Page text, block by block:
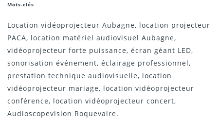
Mots-clés
Location vidéoprojecteur Aubagne, location projecteur
PACA, location matériel audiovisuel Aubagne,
vidéoprojecteur forte puissance, écran géant LED,
sonorisation événement, éclairage professionnel,
prestation technique audiovisuelle, location
vidéoprojecteur mariage, location vidéoprojecteur
conférence, location vidéoprojecteur concert,
Audioscopevision Roquevaire.